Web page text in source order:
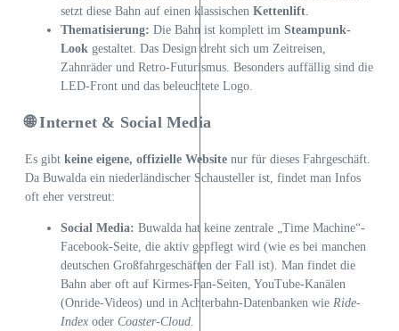
setzt diese Bahn auf einen klassischen Kettenlift
Thematisierung: Die Bahn ist komplett im Steampunk-
Look gestaltet. Das Design dreht sich um Zeitreisen,
Zahnräder und Retro-Futurismus. Besonders auffällig sind die
LED-Front und das beleuchtete Logo.
🌐 Internet & Social Media
Es gibt keine eigene, offizielle Website nur für dieses Fahrgeschäft.
Da Buwalda ein niederländischer Schausteller ist, findet man Infos
oft eher verstreut:
Social Media: Buwalda hat keine zentrale „Time Machine“-
Facebook-Seite, die aktiv gepflegt wird (wie es bei manchen
deutschen Großfahrgeschäften der Fall ist). Man findet die
Bahn aber oft auf Kirmes-Fan-Seiten, YouTube-Kanälen
(Onride-Videos) und in Achterbahn-Datenbanken wie Ride-
Index oder Coaster-Cloud